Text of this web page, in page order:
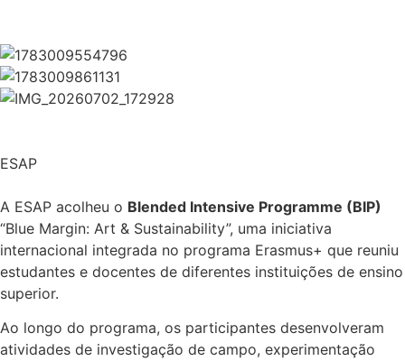
ESAP
A ESAP acolheu o Blended Intensive Programme (BIP)
“Blue Margin: Art & Sustainability”, uma iniciativa
internacional integrada no programa Erasmus+ que reuniu
estudantes e docentes de diferentes instituições de ensino
superior.
Ao longo do programa, os participantes desenvolveram
atividades de investigação de campo, experimentação